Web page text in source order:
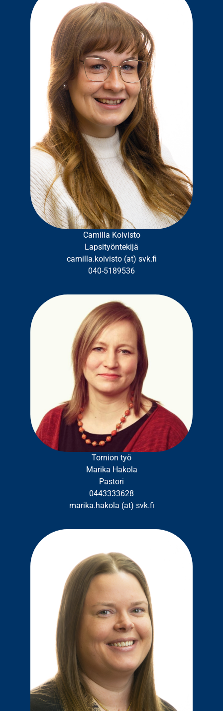
Camilla Koivisto
Lapsityöntekijä
camilla.koivisto (at) svk.fi
040-5189536
Tornion työ
Marika Hakola
Pastori
0443333628
marika.hakola (at) svk.fi